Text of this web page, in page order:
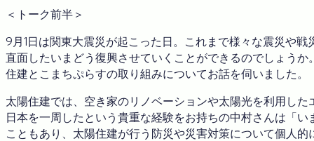
＜トーク前半＞
9月1日は関東大震災が起こった日。これまで様々な震災や
直面したいまどう復興させていくことができるのでしょう
住建とこまちぷらすの取り組みについてお話を伺いました。
太陽住建では、空き家のリノベーションや太陽光を利用し
日本を一周したという貴重な経験をお持ちの中村さんは「
こともあり、太陽住建が行う防災や災害対策について個人